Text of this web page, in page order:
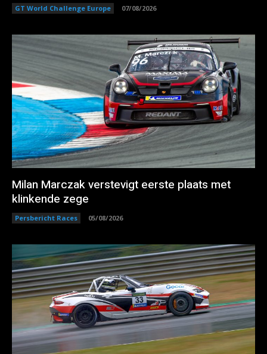
GT World Challenge Europe 07/08/2026
Milan Marczak verstevigt eerste plaats met
klinkende zege
Persbericht Races 05/08/2026